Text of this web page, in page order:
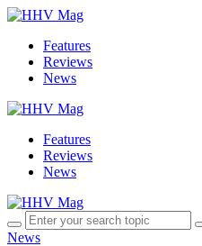
Features
Reviews
News
Features
Reviews
News
News